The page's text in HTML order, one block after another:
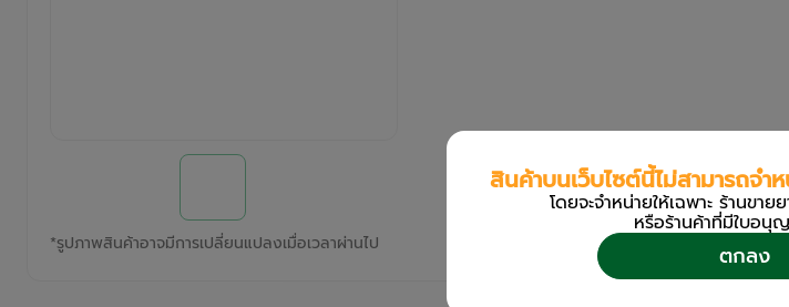
*รูปภาพสินค้าอาจมีการเปลี่ยนแปลงเมื่อเวลาผ่านไป
สินค้าบนเว็บไซต์นี้ไม่สามารถจำ
โดยจะจำหน่ายให้เฉพาะ ร้านขา
หรือร้านค้าที่มีใบอนุ
ตกลง